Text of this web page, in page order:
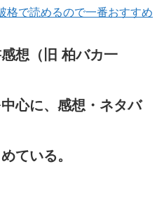
格で読めるので一番おすすめ
想（旧 柏バカ一
心に、感想・ネタバ
ている。